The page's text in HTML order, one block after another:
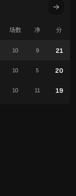
场数 净 分
10 9 21
10 5 20
10 11 19